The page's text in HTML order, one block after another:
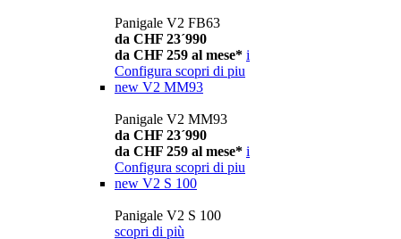
Panigale V2 FB63
da CHF 23´990
da CHF 259 al mese* i
Configura scopri di piu
new V2 MM93
Panigale V2 MM93
da CHF 23´990
da CHF 259 al mese* i
Configura scopri di piu
new V2 S 100
Panigale V2 S 100
scopri di più